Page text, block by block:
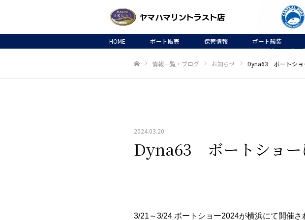
HOME ボート販売 保管情報 ボート艤装
情報一覧・ブログ お知らせ Dyna63 ボートショ
2024.03.20
Dyna63 ボートショー
3/21～3/24 ボートショー2024が横浜にて開催さ